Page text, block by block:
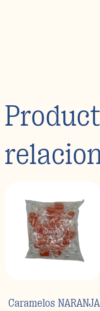
Caramelos NARANJA